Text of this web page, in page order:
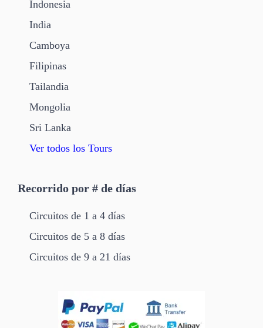
Indonesia
India
Camboya
Filipinas
Tailandia
Mongolia
Sri Lanka
Ver todos los Tours
Recorrido por # de días
Circuitos de 1 a 4 días
Circuitos de 5 a 8 días
Circuitos de 9 a 21 días